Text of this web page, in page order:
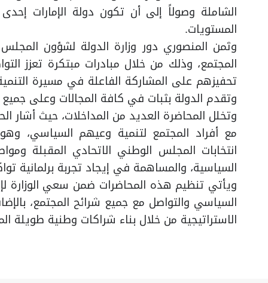
الشاملة وصولاً إلى أن تكون دولة الإمارات
المستويات.
وثمن المنصوري دور وزارة الدولة لشؤون
المجتمع، وذلك من خلال مبادرات مبتكرة تعزز
تحفيزهم على المشاركة الفاعلة في مسيرة
وتقدم الدولة بثبات في كافة المجالات وعلى جميع
وتخلل المحاضرة العديد من المداخلات، حيث أشار
مع أفراد المجتمع لتنمية وعيهم السياسي،
انتخابات المجلس الوطني الاتحادي المقبلة
السياسية، والمساهمة في إيجاد تجربة برلمانية
ويأتي تنظيم هذه المحاضرات ضمن سعي الوزارة
السياسي والتواصل مع جميع شرائح المجتمع،
الاستراتيجية من خلال بناء شراكات وطنية طويلة